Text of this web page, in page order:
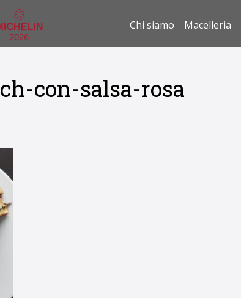
Chi siamo Macelleria
con-salsa-rosa